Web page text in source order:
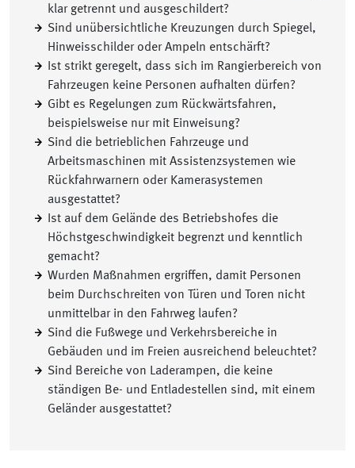
klar getrennt und ausgeschildert?
Sind unübersichtliche Kreuzungen durch Spiegel,
Hinweisschilder oder Ampeln entschärft?
Ist strikt geregelt, dass sich im Rangierbereich von
Fahrzeugen keine Personen aufhalten dürfen?
Gibt es Regelungen zum Rückwärtsfahren,
beispielsweise nur mit Einweisung?
Sind die betrieblichen Fahrzeuge und
Arbeitsmaschinen mit Assistenzsystemen wie
Rückfahrwarnern oder Kamerasystemen
ausgestattet?
Ist auf dem Gelände des Betriebshofes die
Höchstgeschwindigkeit begrenzt und kenntlich
gemacht?
Wurden Maßnahmen ergriffen, damit Personen
beim Durchschreiten von Türen und Toren nicht
unmittelbar in den Fahrweg laufen?
Sind die Fußwege und Verkehrsbereiche in
Gebäuden und im Freien ausreichend beleuchtet?
Sind Bereiche von Laderampen, die keine
ständigen Be- und Entladestellen sind, mit einem
Geländer ausgestattet?